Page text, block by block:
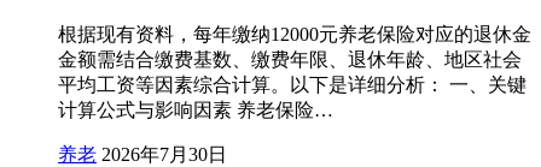
根据现有资料，每年缴纳12000元养老保险对应的退休金
金额需结合缴费基数、缴费年限、退休年龄、地区社会
平均工资等因素综合计算。以下是详细分析： 一、关键
计算公式与影响因素 养老保险…
养老 2026年7月30日